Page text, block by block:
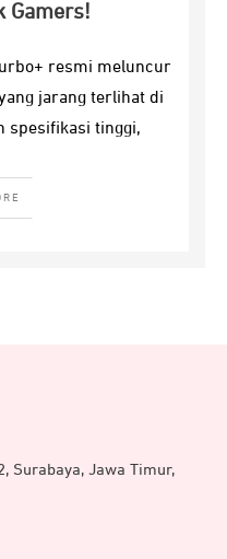
Gamers!
resmi meluncur
jarang terlihat di
spesifikasi tinggi,
Surabaya, Jawa Timur,